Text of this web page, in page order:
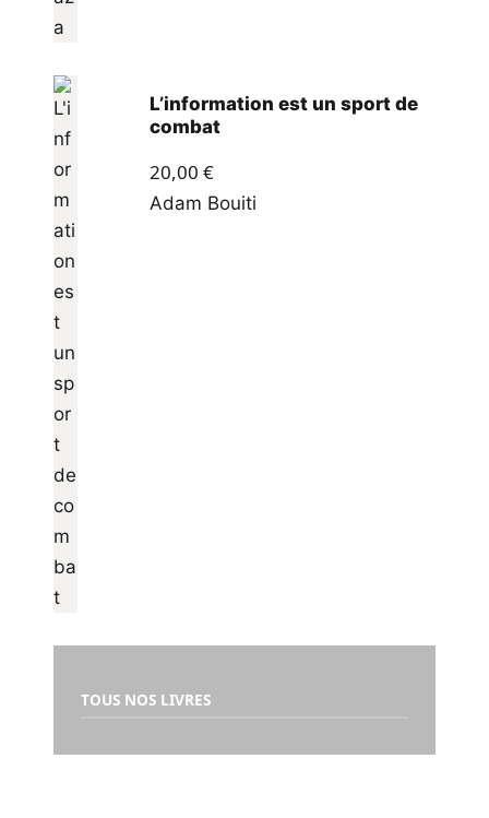
L’information est un sport de
combat
20,00 €
Adam Bouiti
TOUS NOS LIVRES